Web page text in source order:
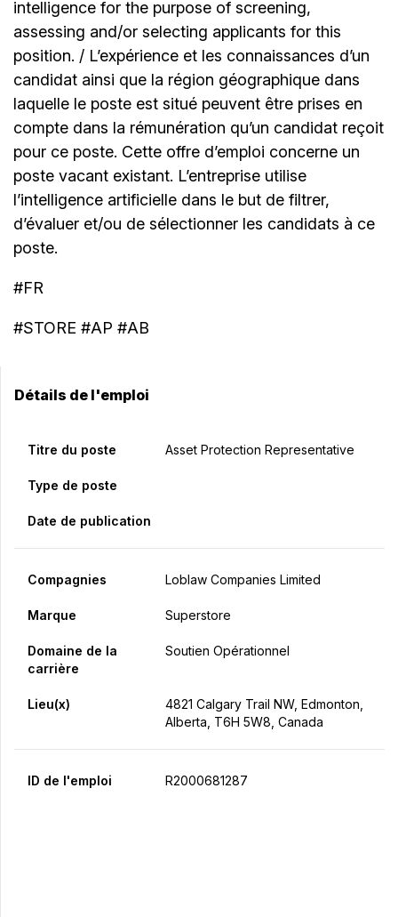
intelligence for the purpose of screening,
assessing and/or selecting applicants for this
position. / L’expérience et les connaissances d’un
candidat ainsi que la région géographique dans
laquelle le poste est situé peuvent être prises en
compte dans la rémunération qu’un candidat reçoit
pour ce poste. Cette offre d’emploi concerne un
poste vacant existant. L’entreprise utilise
l’intelligence artificielle dans le but de filtrer,
d’évaluer et/ou de sélectionner les candidats à ce
poste.
#FR
#STORE #AP #AB
Détails de l'emploi
Titre du poste Asset Protection Representative
Type de poste
Date de publication
Compagnies Loblaw Companies Limited
Marque Superstore
Domaine de la
carrière
Soutien Opérationnel
Lieu(x)
4821 Calgary Trail NW, Edmonton,
Alberta, T6H 5W8, Canada
ID de l'emploi R2000681287